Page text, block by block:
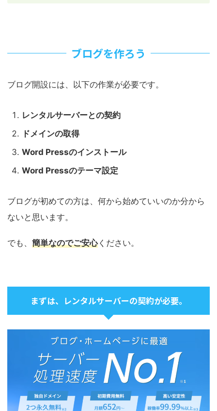
ブログを作ろう
ブログ開設には、以下の作業が必要です。
レンタルサーバーとの契約
ドメインの取得
Word Pressのインストール
Word Pressのテーマ設定
ブログが初めての方は、何から始めていいのか分から
ないと思います。
でも、 簡単なのでご安心ください。
まずは、レンタルサーバーの契約が必要。